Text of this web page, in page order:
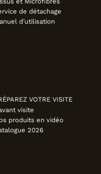
de détachage
d’utilisation
VOTRE VISITE
visite
produits en vidéo
2026